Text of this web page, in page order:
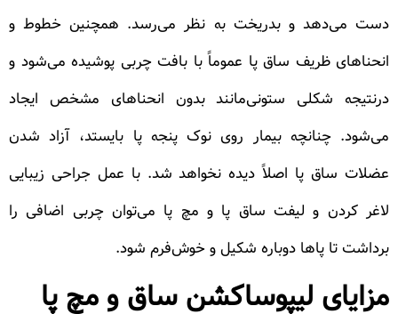
دست می‌دهد و بدریخت به نظر می‌رسد. همچنین خطوط و
انحناهای ظریف ساق پا عموماً با بافت چربی پوشیده می‌شود و
درنتیجه شکلی ستونی‌مانند بدون انحناهای مشخص ایجاد
می‌شود. چنانچه بیمار روی نوک پنجه پا بایستد، آزاد شدن
عضلات ساق پا اصلاً دیده نخواهد شد. با عمل جراحی زیبایی
لاغر کردن و لیفت ساق پا و مچ پا می‌توان چربی اضافی را
برداشت تا پاها دوباره شکیل و خوش‌فرم شود.
مزایای لیپوساکشن ساق و مچ پا